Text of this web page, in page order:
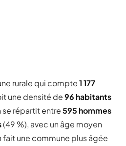
rurale qui compte1 177
une densité de96 habitants
se répartit entre595 hommes
(49 %), avec un âge moyen
fait une commune plus âgée